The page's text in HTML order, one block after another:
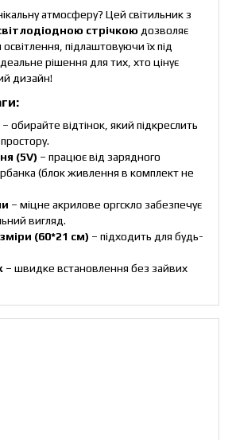
атмосферу? Цей світильник з
стрічкою дозволяє
підлаштовуючи їх під
рішення для тих, хто цінує
дизайн!
– обирайте відтінок, який підкреслить
(5V) – працює від зарядного
(блок живлення в комплект не
– міцне акрилове оргскло забезпечує
вигляд.
(60*21 см) – підходить для будь-
– швидке встановлення без зайвих